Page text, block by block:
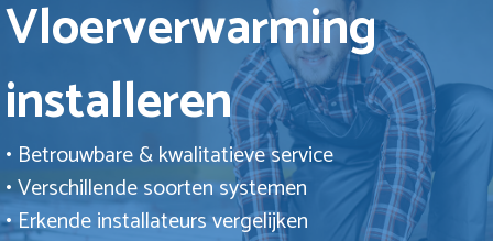
Vloerverwarming
installeren
• Betrouwbare & kwalitatieve service
• Verschillende soorten systemen
• Erkende installateurs vergelijken